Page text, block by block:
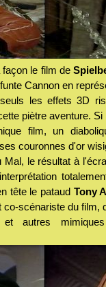
façon le film de
Cannon en
les effets 3D
piètre aventure.
film, un
couronnes d'or
le résultat à
tête le pataud Tony
co-scénariste du film,
autres mimiques